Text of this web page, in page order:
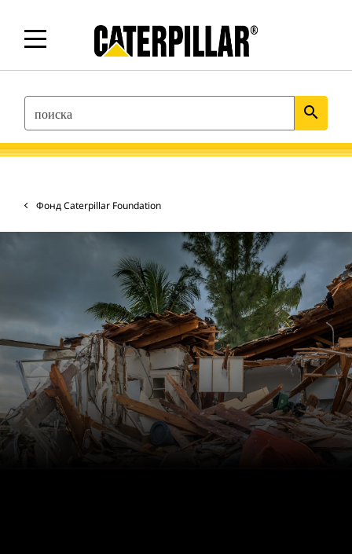
SEARCH search
Фонд Caterpillar Foundation